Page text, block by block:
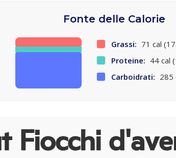
Fonte delle Calorie
Grassi: 71 cal
Proteine: 44 cal
Carboidrati: 285
Fiocchi